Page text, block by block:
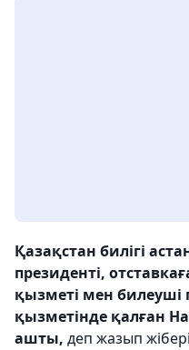
Қазақстан билігі
президенті,
қызметі мен билеуші
қызметінде қалған
ашты, деп жазып